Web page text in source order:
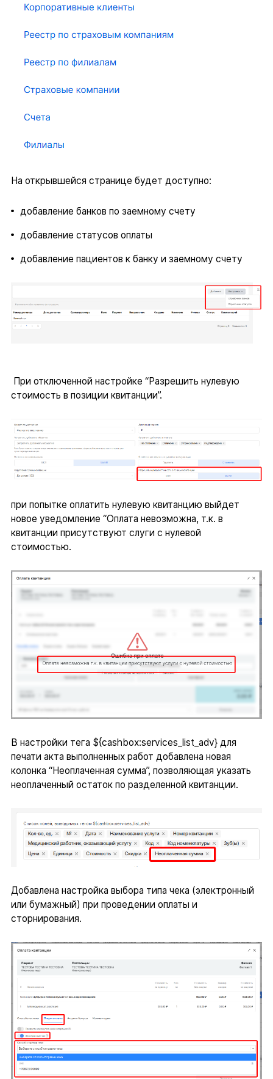
На открывшейся странице будет доступно:
добавление банков по заемному счету
добавление статусов оплаты
добавление пациентов к банку и заемному счету
При отключенной настройке “Разрешить нулевую
стоимость в позиции квитанции”.
при попытке оплатить нулевую квитанцию выйдет
новое уведомление “Оплата невозможна, т.к. в
квитанции присутствуют слуги с нулевой
стоимостью.
В настройки тега ${cashbox:services_list_adv} для
печати акта выполненных работ добавлена новая
колонка “Неоплаченная сумма”, позволяющая указать
неоплаченный остаток по разделенной квитанции.
Добавлена настройка выбора типа чека (электронный
или бумажный) при проведении оплаты и
сторнирования.